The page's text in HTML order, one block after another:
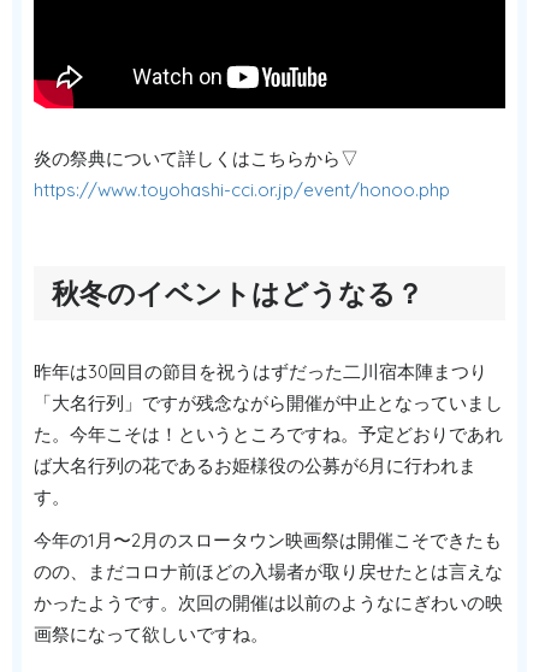
炎の祭典について詳しくはこちらから▽
https://www.toyohashi-cci.or.jp/event/honoo.php
秋冬のイベントはどうなる？
昨年は30回目の節目を祝うはずだった二川宿本陣まつり
「大名行列」ですが残念ながら開催が中止となっていまし
た。今年こそは！というところですね。予定どおりであれ
ば大名行列の花であるお姫様役の公募が6月に行われま
す。
今年の1月〜2月のスロータウン映画祭は開催こそできたも
のの、まだコロナ前ほどの入場者が取り戻せたとは言えな
かったようです。次回の開催は以前のようなにぎわいの映
画祭になって欲しいですね。